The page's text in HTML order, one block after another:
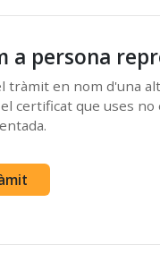
a persona
tràmit en nom d'una
certificat que uses no